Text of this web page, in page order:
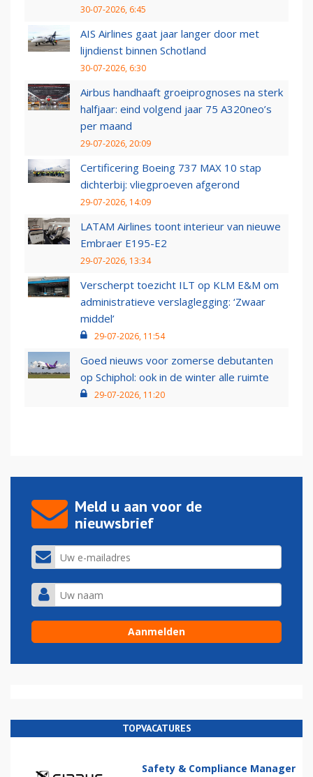
30-07-2026, 6:45
AIS Airlines gaat jaar langer door met
lijndienst binnen Schotland
30-07-2026, 6:30
Airbus handhaaft groeiprognoses na sterk
halfjaar: eind volgend jaar 75 A320neo’s
per maand
29-07-2026, 20:09
Certificering Boeing 737 MAX 10 stap
dichterbij: vliegproeven afgerond
29-07-2026, 14:09
LATAM Airlines toont interieur van nieuwe
Embraer E195-E2
29-07-2026, 13:34
Verscherpt toezicht ILT op KLM E&M om
administratieve verslaglegging: ‘Zwaar
middel’
29-07-2026, 11:54
Goed nieuws voor zomerse debutanten
op Schiphol: ook in de winter alle ruimte
29-07-2026, 11:20
Meld u aan voor de
nieuwsbrief
TOPVACATURES
Safety & Compliance Manager